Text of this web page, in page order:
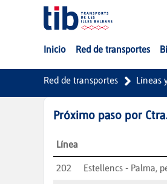
Saltar al contenido principal
Inicio Red de transportes
Red de transportes Líneas
Próximo paso por
Línea
202 Estellencs - Palma,